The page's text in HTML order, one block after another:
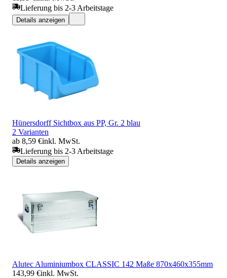
Lieferung bis 2-3 Arbeitstage
Details anzeigen
Hünersdorff Sichtbox aus PP, Gr. 2 blau
2 Varianten
ab 8,59 €inkl. MwSt.
Lieferung bis 2-3 Arbeitstage
Details anzeigen
Alutec Aluminiumbox CLASSIC 142 Maße 870x460x355mm
143,99 €inkl. MwSt.